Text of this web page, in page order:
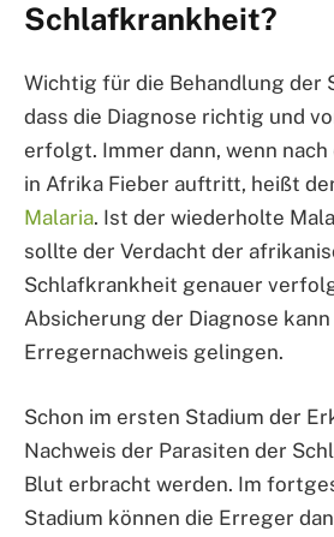
Schlafkrankheit?
Wichtig für die Behandlung der
dass die Diagnose richtig und
erfolgt. Immer dann, wenn
in Afrika Fieber auftritt, heißt
Malaria. Ist der wiederholte
sollte der Verdacht der
Schlafkrankheit genauer
Absicherung der Diagnose
Erregernachweis gelingen.
Schon im ersten Stadium der
Nachweis der Parasiten der
Blut erbracht werden. Im
Stadium können die Erreger